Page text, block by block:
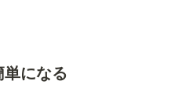
になる